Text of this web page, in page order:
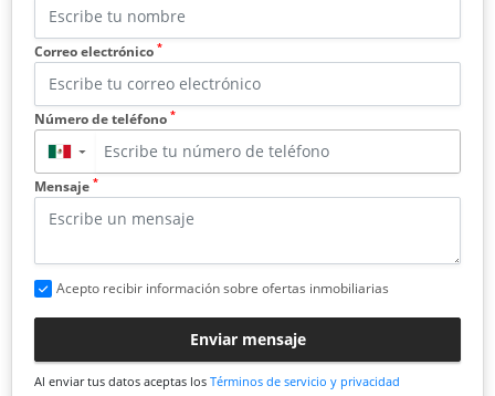
Correo electrónico *
Número de teléfono *
▼
Mensaje *
Acepto recibir información sobre ofertas inmobiliarias
Enviar mensaje
Al enviar tus datos aceptas los Términos de servicio y privacidad